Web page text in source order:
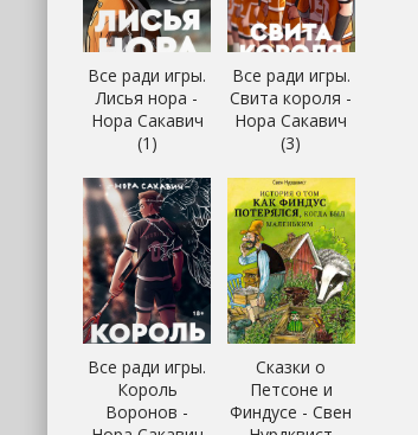
Все ради игры.
Лисья нора -
Нора Сакавич
(1)
Все ради игры.
Свита короля -
Нора Сакавич
(3)
Все ради игры.
Король
Воронов -
Сказки о
Петсоне и
Финдусе - Свен